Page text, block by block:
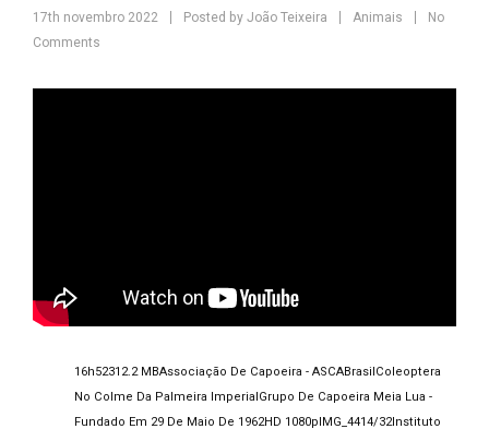
17th novembro 2022 Posted by João Teixeira Animais
No
Comments
16h52312.2 MBAssociação De Capoeira - ASCABrasil Coleoptera
No Colme Da Palmeira Imperial Grupo De Capoeira Meia Lua -
Fundado Em 29 De Maio De 1962HD 1080p IMG_4414/32Instituto